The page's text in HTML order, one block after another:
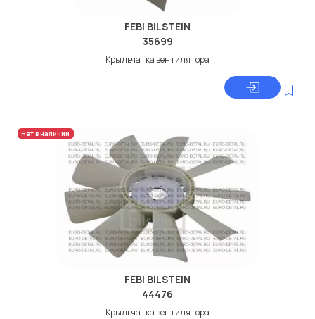
FEBI BILSTEIN
35699
Крыльчатка вентилятора
Нет в наличии
FEBI BILSTEIN
44476
Крыльчатка вентилятора